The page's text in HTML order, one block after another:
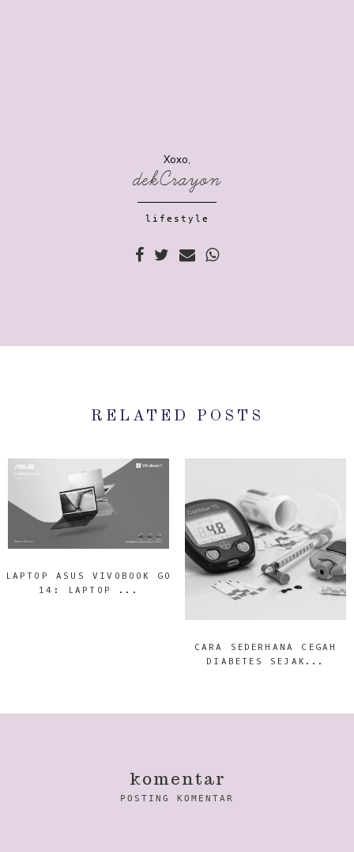
Xoxo,
dekCrayon
lifestyle
RELATED POSTS
LAPTOP ASUS VIVOBOOK GO
14: LAPTOP ...
CARA SEDERHANA CEGAH
DIABETES SEJAK...
komentar
POSTING KOMENTAR